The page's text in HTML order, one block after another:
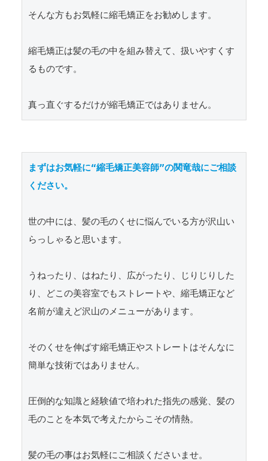
そんな方もお気軽に縮毛矯正をお勧めします。
縮毛矯正は髪の毛の中を組み替えて、扱いやすくす
るものです。
真っ直ぐするだけが縮毛矯正ではありません。
まずはお気軽に“縮毛矯正美容師”の関竜哉にご相談
ください。
世の中には、髪の毛のくせに悩んでいる方が沢山い
らっしゃると思います。
うねったり、はねたり、広がったり、じりじりした
り、どこの美容室でもストレートや、縮毛矯正など
名前が違えど沢山のメニューがあります。
そのくせを伸ばす縮毛矯正やストレートはそんなに
簡単な技術ではありません。
圧倒的な知識と経験値で培われた指先の感覚、髪の
毛のことを本気で考えたからこその情熱。
髪の毛の事はお気軽にご相談くださいませ。